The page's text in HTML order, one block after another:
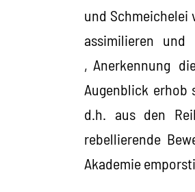
und Schmeichelei
assimilieren
‚Anerkennung
Augenblick erhob
d.h. aus den
rebellierende
Akademie